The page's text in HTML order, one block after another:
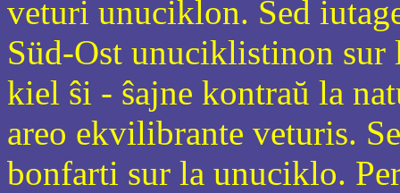
veturi unuciklon. Sed
Süd-Ost unuciklistinon
kiel ŝi - ŝajne kontraŭ la
areo ekvilibrante veturis.
bonfarti sur la unuciklo.